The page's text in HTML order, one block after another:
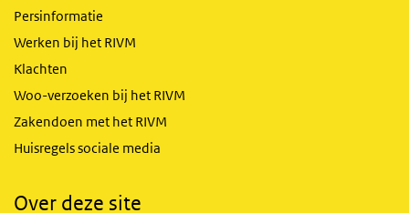
Persinformatie
Werken bij het RIVM
Klachten
Woo-verzoeken bij het RIVM
Zakendoen met het RIVM
Huisregels sociale media
Over deze site